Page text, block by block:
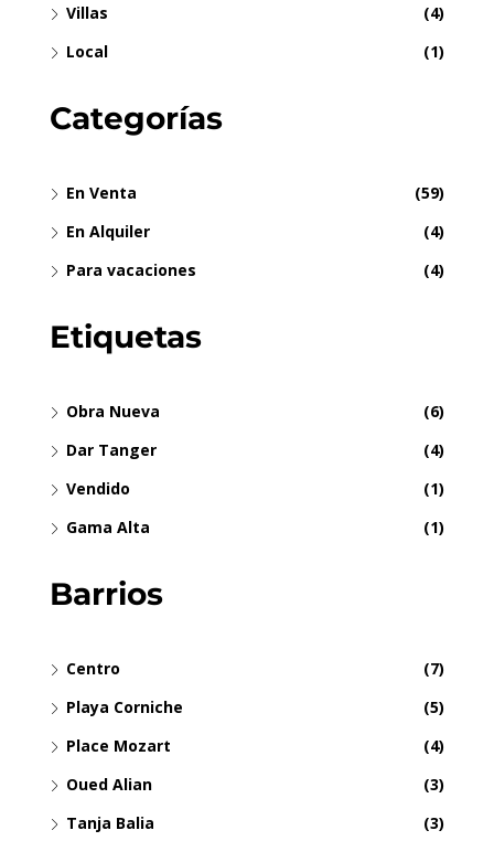
Villas
(4)
Local
(1)
Categorías
En Venta
(59)
En Alquiler
(4)
Para vacaciones
(4)
Etiquetas
Obra Nueva
(6)
Dar Tanger
(4)
Vendido
(1)
Gama Alta
(1)
Barrios
Centro
(7)
Playa Corniche
(5)
Place Mozart
(4)
Oued Alian
(3)
Tanja Balia
(3)